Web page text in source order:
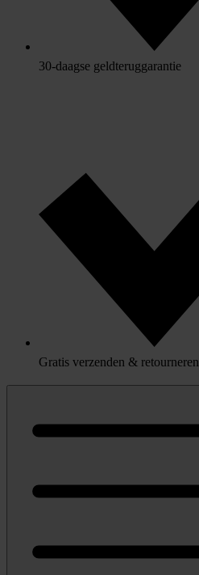
30-daagse geldteruggarantie
Gratis verzenden & retourneren